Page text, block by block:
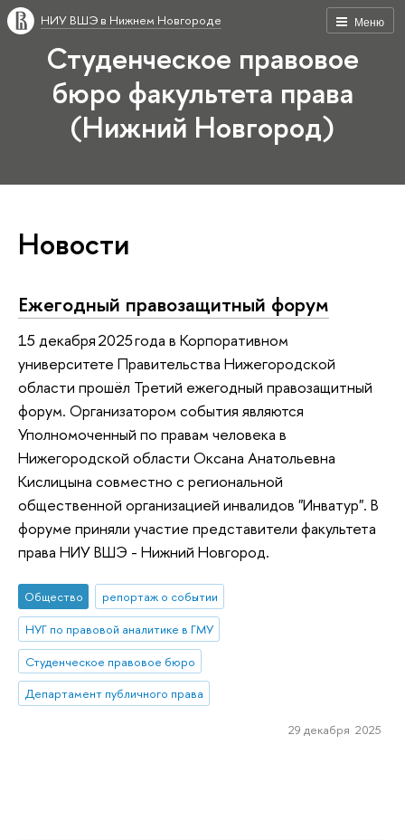
Меню
НИУ ВШЭ в Нижнем Новгороде
Студенческое правовое
бюро факультета права
(Нижний Новгород)
Новости
Ежегодный правозащитный форум
15 декабря 2025 года в Корпоративном
университете Правительства Нижегородской
области прошёл Третий ежегодный правозащитный
форум. Организатором события являются
Уполномоченный по правам человека в
Нижегородской области Оксана Анатольевна
Кислицына совместно с региональной
общественной организацией инвалидов "Инватур". В
форуме приняли участие представители факультета
права НИУ ВШЭ - Нижний Новгород.
Общество
репортаж о событии
НУГ по правовой аналитике в ГМУ
Студенческое правовое бюро
Департамент публичного права
29 декабря 2025